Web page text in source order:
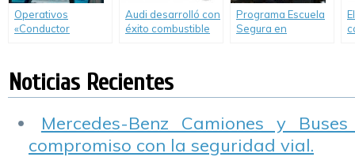
Operativos
«Conductor
Audi desarrolló con
éxito combustible
Programa Escuela
Segura en
Noticias Recientes
Mercedes-Benz Camiones y
compromiso con la seguridad vial.